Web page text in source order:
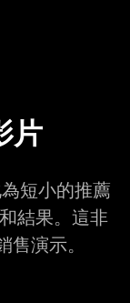
片
短小的推薦
結果。這非
演示。